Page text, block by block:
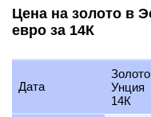
Цена на золото в
евро за 14К
Дата
Золото
Унция
14К